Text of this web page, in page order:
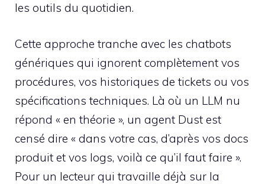
les outils du quotidien.
Cette approche tranche avec les chatbots
génériques qui ignorent complètement vos
procédures, vos historiques de tickets ou vos
spécifications techniques. Là où un LLM nu
répond « en théorie », un agent Dust est
censé dire « dans votre cas, d’après vos docs
produit et vos logs, voilà ce qu’il faut faire ».
Pour un lecteur qui travaille déjà sur la